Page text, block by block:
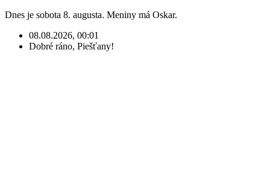
Dnes je sobota 8. augusta. Meniny má Oskar.
08.08.2026, 00:01
Dobré ráno, Piešťany!